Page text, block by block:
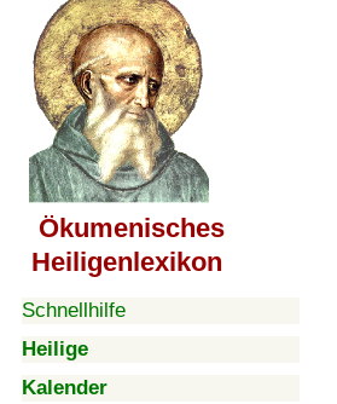
Ökumenisches
Heiligenlexikon
Schnellhilfe
Heilige
Kalender